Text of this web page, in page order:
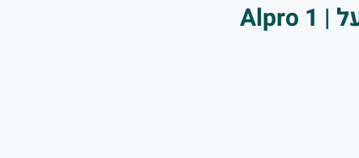
משקה שיבולת שועל | Alpro 1